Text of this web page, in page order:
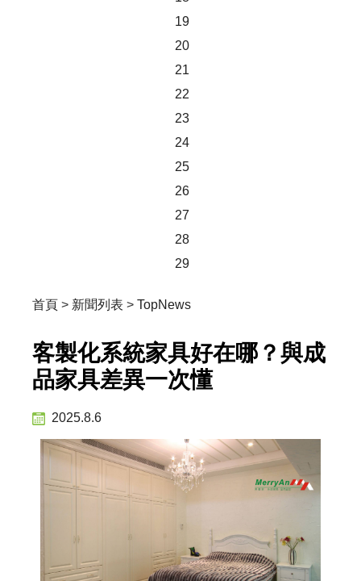
19
20
21
22
23
24
25
26
27
28
29
首頁 > 新聞列表 > TopNews
客製化系統家具好在哪？與成
品家具差異一次懂
2025.8.6